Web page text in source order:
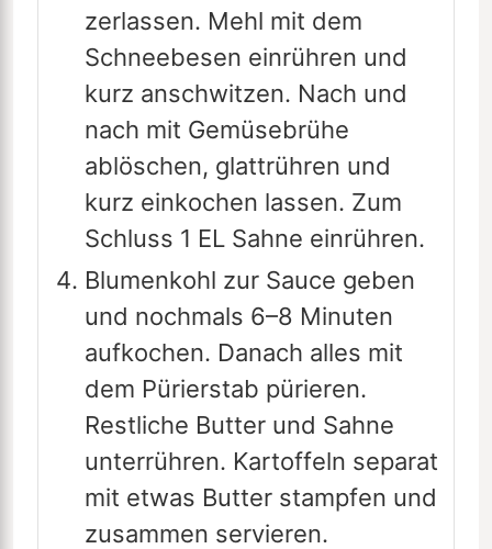
zerlassen. Mehl mit dem
Schneebesen einrühren und
kurz anschwitzen. Nach und
nach mit Gemüsebrühe
ablöschen, glattrühren und
kurz einkochen lassen. Zum
Schluss 1 EL Sahne einrühren.
Blumenkohl zur Sauce geben
und nochmals 6–8 Minuten
aufkochen. Danach alles mit
dem Pürierstab pürieren.
Restliche Butter und Sahne
unterrühren. Kartoffeln separat
mit etwas Butter stampfen und
zusammen servieren.